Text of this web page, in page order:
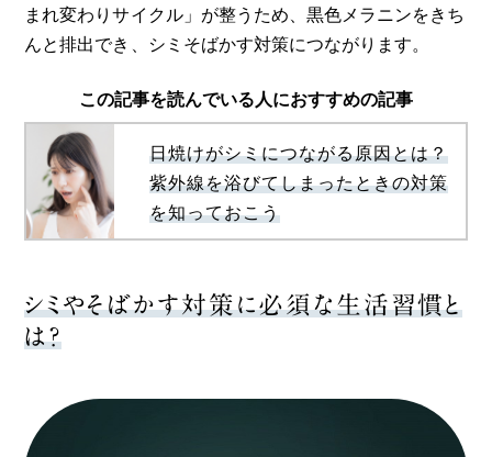
まれ変わりサイクル」が整うため、黒色メラニンをきち
んと排出でき、シミそばかす対策につながります。
この記事を読んでいる人におすすめの記事
日焼けがシミにつながる原因とは？
紫外線を浴びてしまったときの対策
を知っておこう
シミやそばかす対策に必須な生活習慣と
は？